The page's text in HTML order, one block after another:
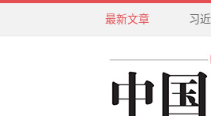
最新文章